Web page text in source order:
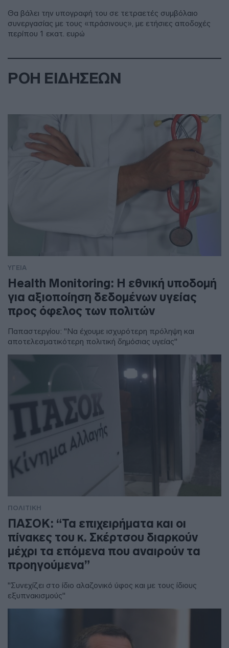
Θα βάλει την υπογραφή του σε τετραετές συμβόλαιο
συνεργασίας με τους «πράσινους», με ετήσιες αποδοχές
περίπου 1 εκατ. ευρώ
ΡΟΗ ΕΙΔΗΣΕΩΝ
ΥΓΕΙΑ
Health Monitoring: Η εθνική υποδομή
για αξιοποίηση δεδομένων υγείας
προς όφελος των πολιτών
Παπαστεργίου: "Να έχουμε ισχυρότερη πρόληψη και
αποτελεσματικότερη πολιτική δημόσιας υγείας"
ΠΟΛΙΤΙΚΗ
ΠΑΣΟΚ: “Τα επιχειρήματα και οι
πίνακες του κ. Σκέρτσου διαρκούν
μέχρι τα επόμενα που αναιρούν τα
προηγούμενα”
"Συνεχίζει στο ίδιο αλαζονικό ύφος και με τους ίδιους
εξυπνακισμούς"